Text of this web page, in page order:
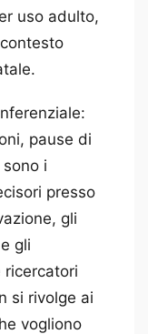
uso adulto,
pause di
i
presso
gli
gli
ricercatori
si rivolge ai
vogliono